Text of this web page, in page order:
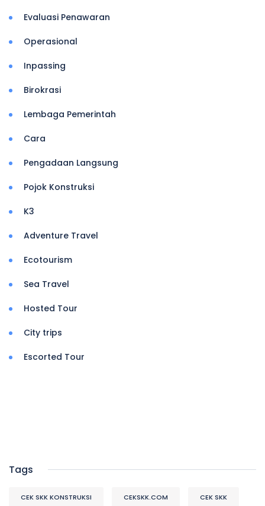
Evaluasi Penawaran
Operasional
Inpassing
Birokrasi
Lembaga Pemerintah
Cara
Pengadaan Langsung
Pojok Konstruksi
K3
Adventure Travel
Ecotourism
Sea Travel
Hosted Tour
City trips
Escorted Tour
Tags
CEK SKK KONSTRUKSI CEKSKK.COM CEK SKK